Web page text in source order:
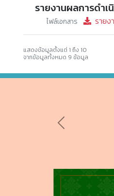
รายงานผลการดำเ
ไฟล์เอกสาร รายง
แสดงข้อมูลตั้งแต่ 1 ถึง 10
จากข้อมูลทั้งหมด 9 ข้อมูล
Previous